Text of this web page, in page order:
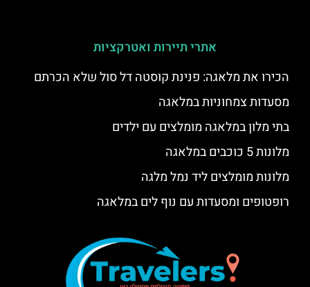
אתרי תיירות ואטרקציות
הכירו את מלאגה: פנינת קוסטה דל סול שלא הכרתם
מסעדות צמחוניות במלאגה
בתי מלון במלאגה מומלצים עם ילדים
מלונות 5 כוכבים במלאגה
מלונות מומלצים ליד נמל מלגה
רופטופים ומסעדות עם נוף לים במלאגה